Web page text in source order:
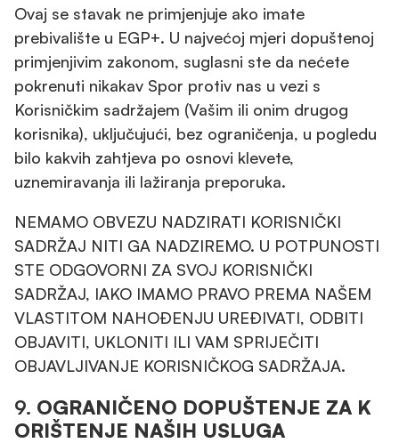
Ovaj se stavak ne primjenjuje ako imate
prebivalište u EGP+. U najvećoj mjeri dopuštenoj
primjenjivim zakonom, suglasni ste da nećete
pokrenuti nikakav Spor protiv nas u vezi s
Korisničkim sadržajem (Vašim ili onim drugog
korisnika), uključujući, bez ograničenja, u pogledu
bilo kakvih zahtjeva po osnovi klevete,
uznemiravanja ili lažiranja preporuka.
NEMAMO OBVEZU NADZIRATI KORISNIČKI
SADRŽAJ NITI GA NADZIREMO. U POTPUNOSTI
STE ODGOVORNI ZA SVOJ KORISNIČKI
SADRŽAJ, IAKO IMAMO PRAVO PREMA NAŠEM
VLASTITOM NAHOĐENJU UREĐIVATI, ODBITI
OBJAVITI, UKLONITI ILI VAM SPRIJEČITI
OBJAVLJIVANJE KORISNIČKOG SADRŽAJA.
9. OGRANIČENO DOPUŠTENJE ZA K
ORIŠTENJE NAŠIH USLUGA